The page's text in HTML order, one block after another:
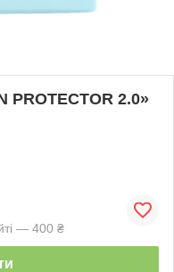
PROTECTOR 2.0»
— 400 ₴